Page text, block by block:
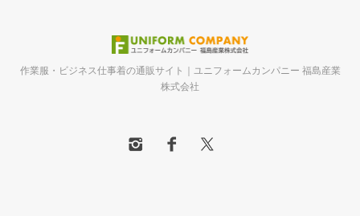
作業服・ビジネス仕事着の通販サイト｜ユニフォームカンパニー 福島産業
株式会社